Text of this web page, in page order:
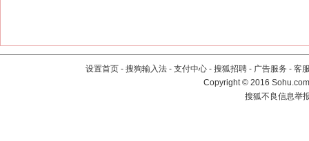
设置首页 - 搜狗输入法 - 支付中心 - 搜狐招聘 - 广告服务 - 客
Copyright©2016
搜狐不良信息举